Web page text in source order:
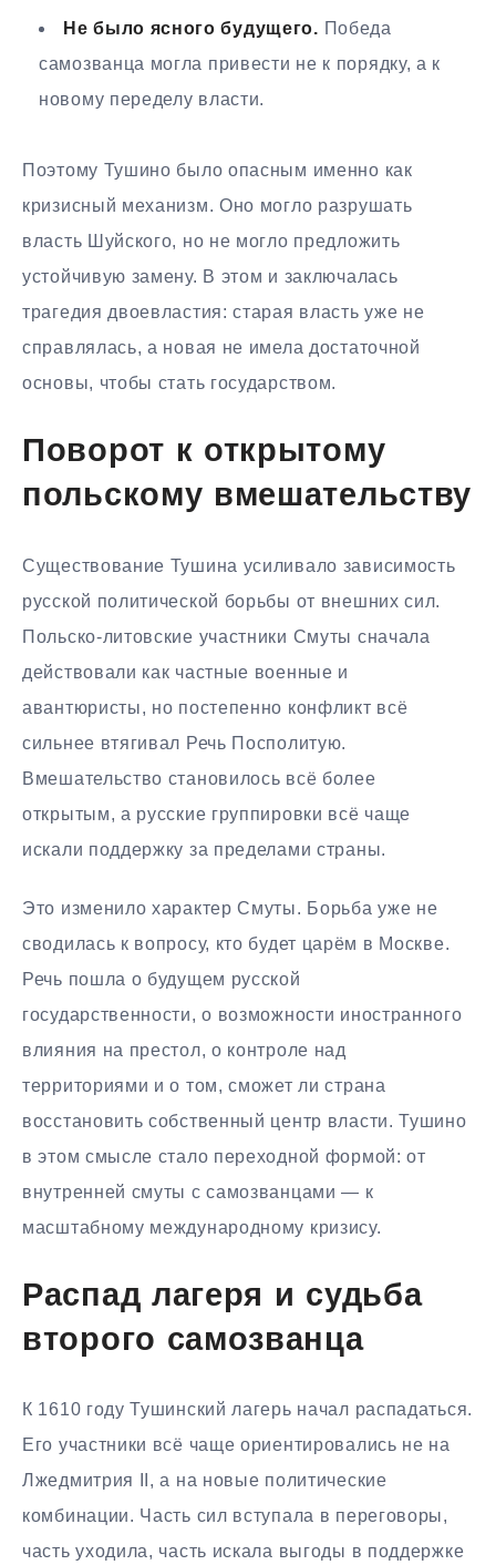
Не было ясного будущего. Победа
самозванца могла привести не к порядку, а к
новому переделу власти.
Поэтому Тушино было опасным именно как
кризисный механизм. Оно могло разрушать
власть Шуйского, но не могло предложить
устойчивую замену. В этом и заключалась
трагедия двоевластия: старая власть уже не
справлялась, а новая не имела достаточной
основы, чтобы стать государством.
Поворот к открытому
польскому вмешательству
Существование Тушина усиливало зависимость
русской политической борьбы от внешних сил.
Польско-литовские участники Смуты сначала
действовали как частные военные и
авантюристы, но постепенно конфликт всё
сильнее втягивал Речь Посполитую.
Вмешательство становилось всё более
открытым, а русские группировки всё чаще
искали поддержку за пределами страны.
Это изменило характер Смуты. Борьба уже не
сводилась к вопросу, кто будет царём в Москве.
Речь пошла о будущем русской
государственности, о возможности иностранного
влияния на престол, о контроле над
территориями и о том, сможет ли страна
восстановить собственный центр власти. Тушино
в этом смысле стало переходной формой: от
внутренней смуты с самозванцами — к
масштабному международному кризису.
Распад лагеря и судьба
второго самозванца
К 1610 году Тушинский лагерь начал распадаться.
Его участники всё чаще ориентировались не на
Лжедмитрия II, а на новые политические
комбинации. Часть сил вступала в переговоры,
часть уходила, часть искала выгоды в поддержке